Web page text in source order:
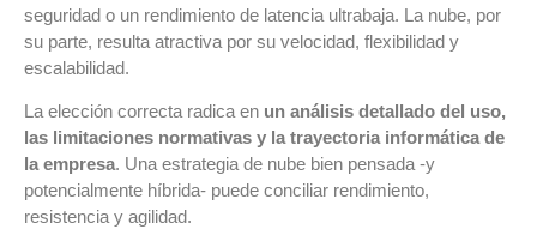
seguridad o un rendimiento de latencia ultrabaja. La nube, por
su parte, resulta atractiva por su velocidad, flexibilidad y
escalabilidad.
La elección correcta radica en un análisis detallado del uso,
las limitaciones normativas y la trayectoria informática de
la empresa. Una estrategia de nube bien pensada -y
potencialmente híbrida- puede conciliar rendimiento,
resistencia y agilidad.